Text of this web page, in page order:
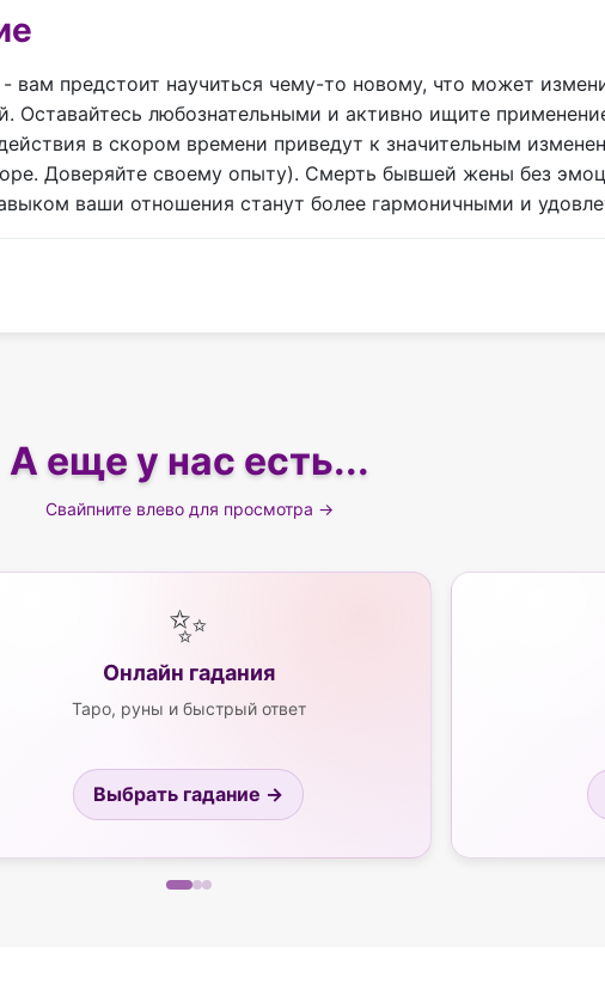
предстоит научиться чему-то новому, что может
Оставайтесь любознательными и активно ищите
в скором времени приведут к значительным
Доверяйте своему опыту). Смерть бывшей жены без
ваши отношения станут более гармоничными и
А еще у нас есть...
Свайпните влево для просмотра →
✨
Онлайн гадания
Таро, руны и быстрый ответ
Выбрать гадание →